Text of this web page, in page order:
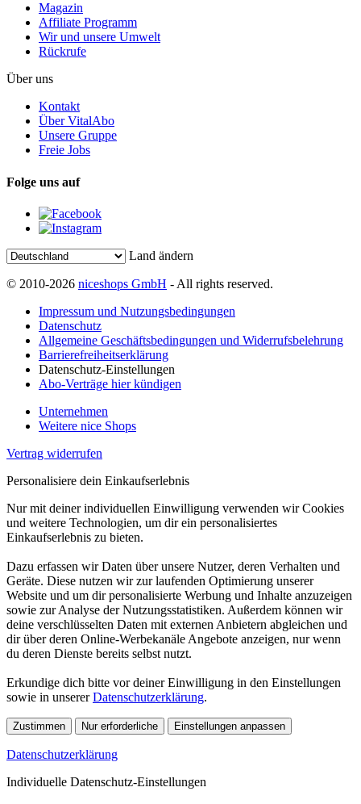
Magazin
Affiliate Programm
Wir und unsere Umwelt
Rückrufe
Über uns
Kontakt
Über VitalAbo
Unsere Gruppe
Freie Jobs
Folge uns auf
Land ändern
© 2010-2026 niceshops GmbH - All rights reserved.
Impressum und Nutzungsbedingungen
Datenschutz
Allgemeine Geschäftsbedingungen und Widerrufsbelehrung
Barrierefreiheitserklärung
Datenschutz-Einstellungen
Abo-Verträge hier kündigen
Unternehmen
Weitere nice Shops
Vertrag widerrufen
Personalisiere dein Einkaufserlebnis
Nur mit deiner individuellen Einwilligung verwenden wir Cookies
und weitere Technologien, um dir ein personalisiertes
Einkaufserlebnis zu bieten.
Dazu erfassen wir Daten über unsere Nutzer, deren Verhalten und
Geräte. Diese nutzen wir zur laufenden Optimierung unserer
Website und um dir personalisierte Werbung und Inhalte anzuzeigen
sowie zur Analyse der Nutzungsstatistiken. Außerdem können wir
deine verschlüsselten Daten mit externen Anbietern abgleichen und
dir über deren Online-Werbekanäle Angebote anzeigen, nur wenn
du deren Dienste bereits selbst nutzt.
Erkundige dich bitte vor deiner Einwilligung in den Einstellungen
sowie in unsererDatenschutzerklärung.
Zustimmen Nur erforderliche Einstellungen anpassen
Datenschutzerklärung
Individuelle Datenschutz-Einstellungen